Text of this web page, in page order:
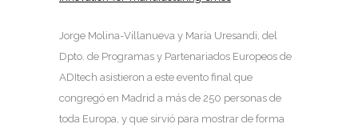
Jorge Molina-Villanueva y María Uresandi, del
Dpto. de Programas y Partenariados Europeos de
ADItech asistieron a este evento final que
congregó en Madrid a más de 250 personas de
toda Europa, y que sirvió para mostrar de forma